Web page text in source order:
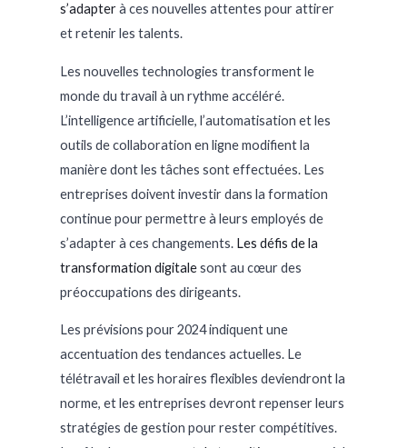
s’adapterà ces nouvelles attentes pour attirer
et retenir les talents.
Les nouvelles technologies transforment le
monde du travail à un rythme accéléré.
L’intelligence artificielle, l’automatisation et les
outils de collaboration en ligne modifient la
manière dont les tâches sont effectuées. Les
entreprises doivent investir dans la formation
continue pour permettre à leurs employés de
s’adapter à ces changements. Les défis de la
transformation digitalesont au cœur des
préoccupations des dirigeants.
Les prévisions pour 2024 indiquent une
accentuation des tendances actuelles. Le
télétravail et les horaires flexibles deviendront la
norme, et les entreprises devront repenser leurs
stratégies de gestion pour rester compétitives.